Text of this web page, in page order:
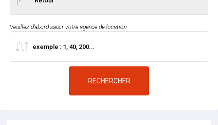
Veuillez d'abord saisir votre agence de location
RECHERCHER